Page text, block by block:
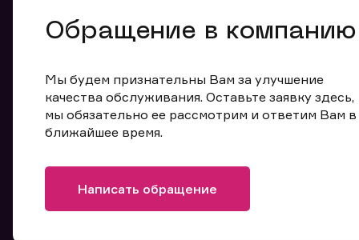
Обращение в компанию
Мы будем признательны Вам за улучшение
качества обслуживания. Оставьте заявку здесь,
мы обязательно ее рассмотрим и ответим Вам в
ближайшее время.
Написать обращение